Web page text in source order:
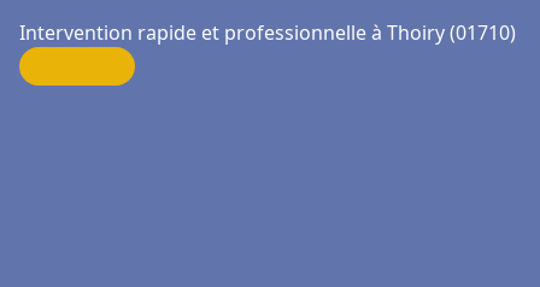
Intervention rapide et professionnelle à Thoiry (01710)